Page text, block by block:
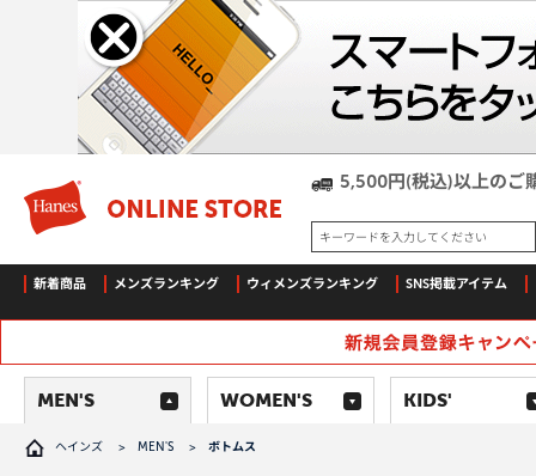
5,500円(税込)以上のご
キーワードを入力してください
新着商品 メンズランキング ウィメンズランキング SNS掲載アイテム
MEN'S WOMEN'S KIDS'
ヘインズ > MEN'S > ボトムス